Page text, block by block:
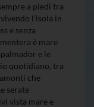
a piedi tra
l’isola in
e senza
è mare
e le
quotidiano, tra
che
serate
vista mare e